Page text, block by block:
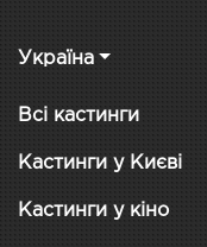
Україна
Всі кастинги
Кастинги у Києві
Кастинги у кіно